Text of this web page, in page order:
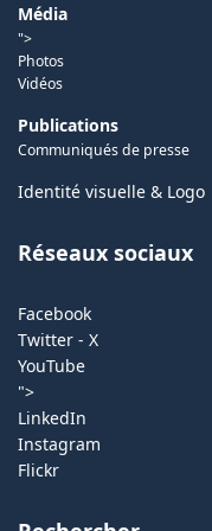
Média
">
Photos
Vidéos
Publications
Communiqués de presse
Identité visuelle & Logo
Réseaux sociaux
Facebook
Twitter - X
YouTube
">
LinkedIn
Instagram
Flickr